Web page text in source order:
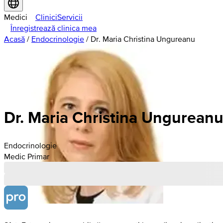
Medici CliniciServicii
Înregistrează clinica mea
Acasă / Endocrinologie / Dr. Maria Christina Ungureanu
Dr. Maria Christina Ungureanu
Endocrinologie
Medic Primar